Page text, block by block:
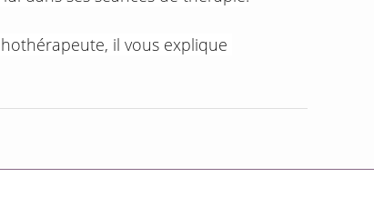
il vous explique